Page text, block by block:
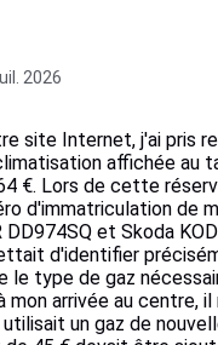
2026
site Internet, j'ai pris
affichée au
€. Lors de cette
d'immatriculation de
DD974SQ et Skoda
d'identifier
le type de gaz
mon arrivée au centre,
un gaz de